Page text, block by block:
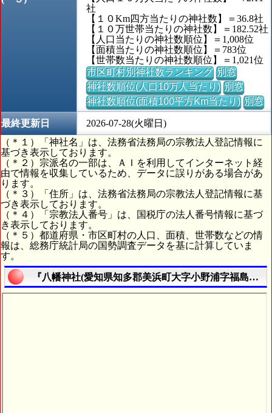
社
【１０Km四方当たりの神社数】＝36.8社
【１０万世帯当たりの神社数】＝182.52社
【人口当たりの神社数順位】＝1,008位
【面積当たりの神社数順位】＝783位
【世帯数当たりの神社数順位】＝1,021位
市区町村別神社数ランキング 別窓
神社数順位(人口10万人当たり) 別窓
神社数順位(面積100平方Km当たり) 別窓
最終更新日
2026-07-28(火曜日)
（＊１）「神社名」は、法務省法務局の宗教法人登記情報に
基づき表示しております。
（＊２）宗派名の一部は、ＡＩを利用してインターネット経
由で情報を収集しているため、データに誤りがある場合があ
ります。
（＊３）「住所」は、法務省法務局の宗教法人登記情報に基
づき表示しております。
（＊４）「宗教法人番号」は、国税庁の法人番号情報に基づ
き表示しております。
（＊５）都道府県・市区町村の人口、面積、世帯数などの情
報は、総務庁統計局の国勢調査データを基に計算していま
す。
『八幡神社(愛知県知多郡美浜町大字小野浦字福島２